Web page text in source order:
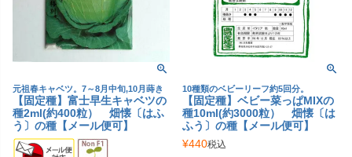
元祖春キャベツ。7～8月中旬,10月蒔き
【固定種】富士早生キャベツの
種2ml(約400粒） 畑懐〔はふ
う〕の種【メール便可】
10種類のベビーリーフ約5回分。
【固定種】ベビー菜っぱMIXの
種10ml(約3000粒） 畑懐〔は
ふう〕の種【メール便可】
¥440税込